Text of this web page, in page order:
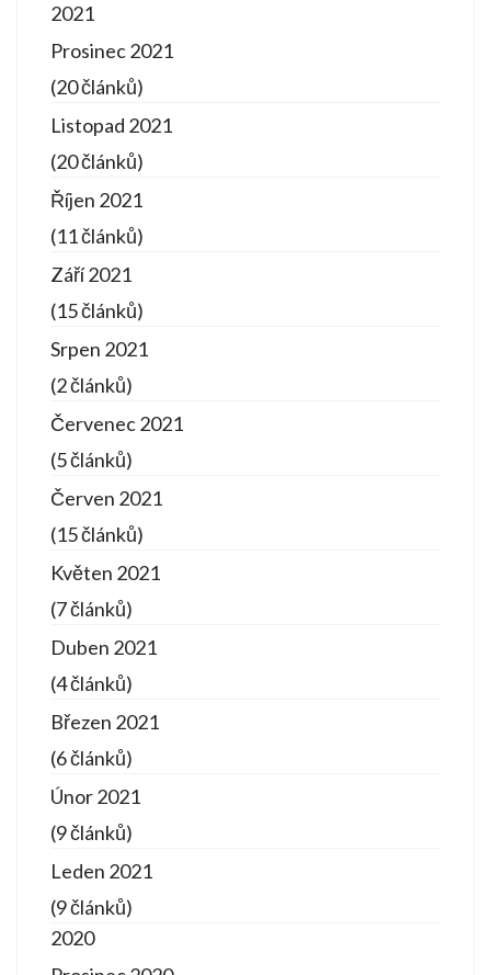
2021
Prosinec 2021
(20 článků)
Listopad 2021
(20 článků)
Říjen 2021
(11 článků)
Září 2021
(15 článků)
Srpen 2021
(2 článků)
Červenec 2021
(5 článků)
Červen 2021
(15 článků)
Květen 2021
(7 článků)
Duben 2021
(4 článků)
Březen 2021
(6 článků)
Únor 2021
(9 článků)
Leden 2021
(9 článků)
2020